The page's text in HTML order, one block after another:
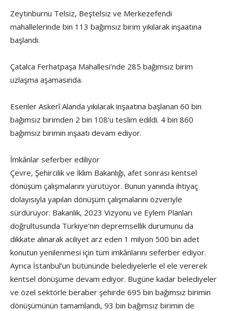
Zeytinburnu Telsiz, Beştelsiz ve Merkezefendi
mahallelerinde bin 113 bağımsız birim yıkılarak inşaatına
başlandı.
Çatalca Ferhatpaşa Mahallesi’nde 285 bağımsız birim
uzlaşma aşamasında.
Esenler Askerî Alanda yıkılarak inşaatına başlanan 60 bin
bağımsız birimden 2 bin 108’u teslim edildi. 4 bin 860
bağımsız birimin inşaatı devam ediyor.
İmkânlar seferber ediliyor
Çevre, Şehircilik ve İklim Bakanlığı, afet sonrası kentsel
dönüşüm çalışmalarını yürütüyor. Bunun yanında ihtiyaç
dolayısıyla yapılan dönüşüm çalışmalarını özveriyle
sürdürüyor. Bakanlık, 2023 Vizyonu ve Eylem Planları
doğrultusunda Türkiye‘nin depremsellik durumunu da
dikkate alınarak aciliyet arz eden 1 milyon 500 bin adet
konutun yenilenmesi için tüm imkânlarını seferber ediyor.
Ayrıca İstanbul’un bütününde belediyelerle el ele vererek
kentsel dönüşüme devam ediyor. Bugüne kadar belediyeler
ve özel sektörle beraber şehirde 695 bin bağımsız birimin
dönüşümünün tamamlandı, 93 bin bağımsız birimin de